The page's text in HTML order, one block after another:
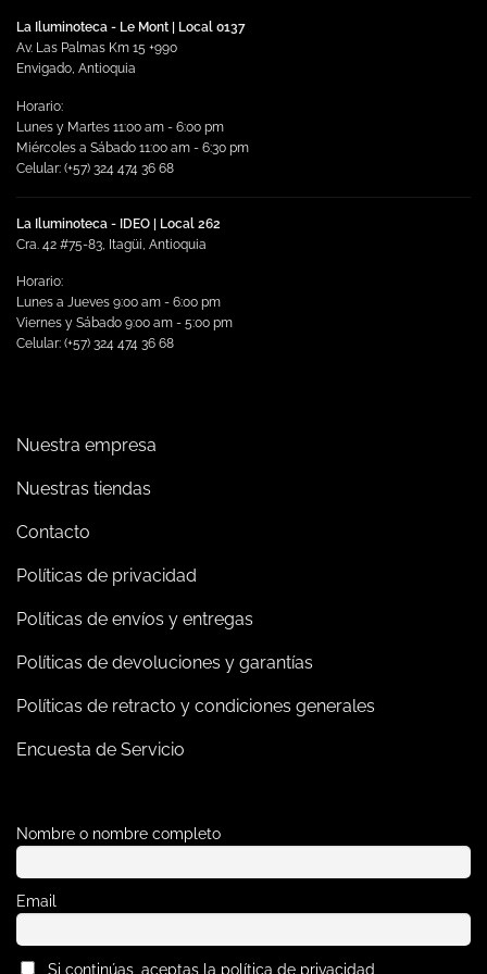
La Iluminoteca - Le Mont | Local 0137
Av. Las Palmas Km 15 +990
Envigado, Antioquia
Horario:
Lunes y Martes 11:00 am - 6:00 pm
Miércoles a Sábado 11:00 am - 6:30 pm
Celular: (+57) 324 474 36 68
La Iluminoteca - IDEO | Local 262
Cra. 42 #75-83, Itagüi, Antioquia
Horario:
Lunes a Jueves 9:00 am - 6:00 pm
Viernes y Sábado 9:00 am - 5:00 pm
Celular: (+57) 324 474 36 68
Nuestra empresa
Nuestras tiendas
Contacto
Políticas de privacidad
Políticas de envíos y entregas
Políticas de devoluciones y garantías
Políticas de retracto y condiciones generales
Encuesta de Servicio
Nombre o nombre completo
Email
Si continúas, aceptas la política de privacidad